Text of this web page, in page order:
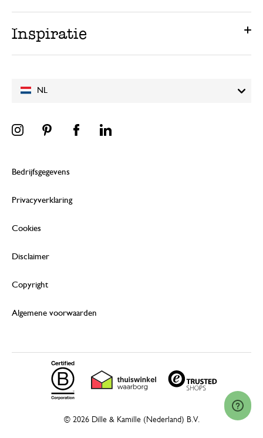
NL
Inspiratie
Bedrijfsgegevens
Privacyverklaring
Cookies
Disclaimer
Copyright
Algemene voorwaarden
© 2026 Dille & Kamille (Nederland) B.V.